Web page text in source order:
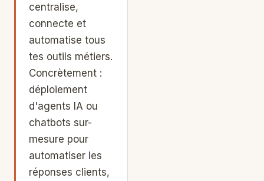
centralise,
connecte et
automatise tous
tes outils métiers.
Concrètement :
déploiement
d'agents IA ou
chatbots sur-
mesure pour
automatiser les
réponses clients,